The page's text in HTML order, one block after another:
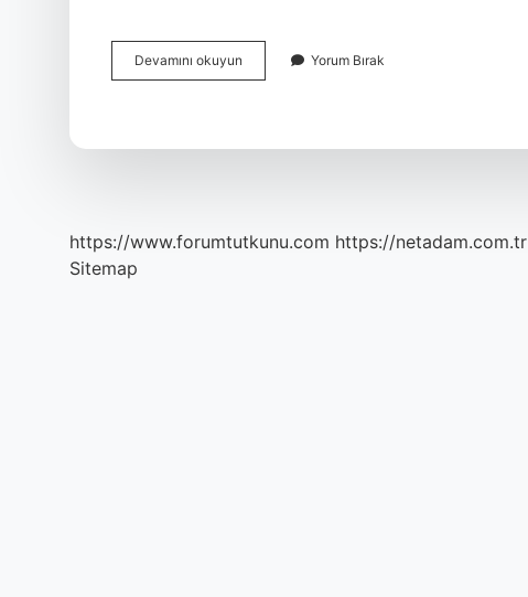
Devamını okuyun
Zıt
Yorum Bırak
https://www.forumtutkunu.com https://netadam.com.tr
Sitemap